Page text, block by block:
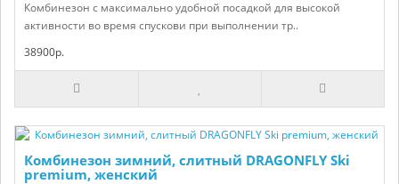
Комбинезон с максимально удобной посадкой для высокой
активности во время спускови при выполнении тр..
38900р.
Комбинезон зимний, слитный DRAGONFLY Ski
premium, женский